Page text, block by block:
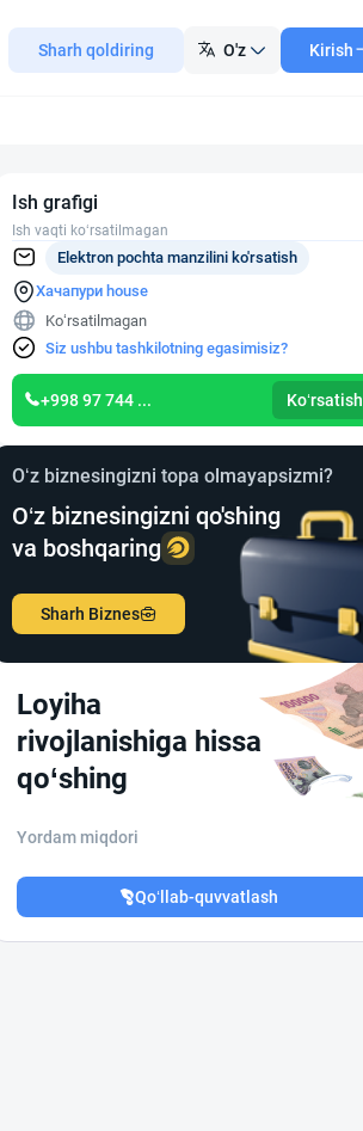
Sharh qoldiring O'z Kirish
Ish grafigi
Ish vaqti ko‘rsatilmagan
Хачапури house
Elektron pochta manzilini ko'rsatish
Ko‘rsatilmagan
Siz ushbu tashkilotning egasimisiz?
+998 97 744 ... Ko‘rsatish
O‘z biznesingizni topa olmayapsizmi?
O‘z biznesingizni qo'shing
va boshqaring
Sharh Biznes
Loyiha
rivojlanishiga hissa
qo‘shing
Yordam miqdori
Qo‘llab-quvvatlash